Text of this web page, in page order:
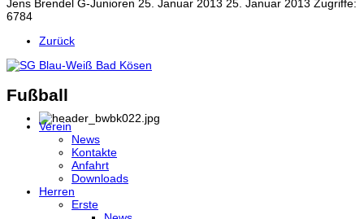
Jens Brendel G-Junioren 25. Januar 2013 25. Januar 2013 Zugriffe:
6784
Zurück
Fußball
Verein
News
Kontakte
Anfahrt
Downloads
Herren
Erste